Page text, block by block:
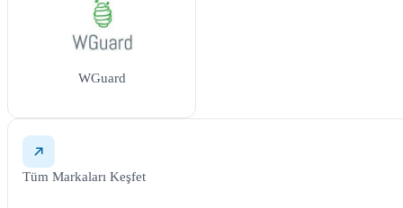
WGuard
Tüm Markaları Keşfet